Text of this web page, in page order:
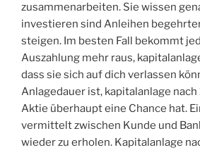
zusammenarbeiten. Sie wissen
investieren sind Anleihen
steigen. Im besten Fall bekommt
Auszahlung mehr raus,
dass sie sich auf dich verlassen
Anlagedauer ist, kapitalanlage nach
Aktie überhaupt eine Chance hat.
vermittelt zwischen Kunde und
wieder zu erholen. Kapitalanlage